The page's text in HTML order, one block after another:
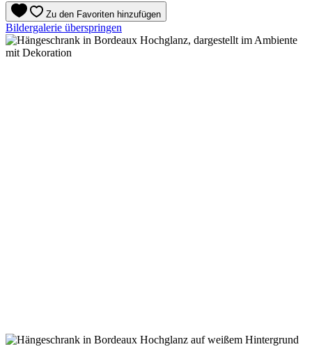
Zu den Favoriten hinzufügen
Bildergalerie überspringen